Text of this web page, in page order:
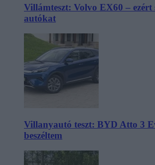
Villámteszt: Volvo EX60 – ezért
autókat
Villanyautó teszt: BYD Atto 3
beszéltem